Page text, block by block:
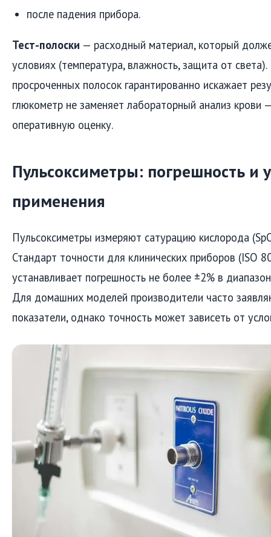
после падения прибора.
Тест-полоски — расходный материал, который
условиях (температура, влажность, защита от
просроченных полосок гарантированно искажает
глюкометр не заменяет лабораторный анализ крови
оперативную оценку.
Пульсоксиметры: погрешность и
применения
Пульсоксиметры измеряют сатурацию кислорода
Стандарт точности для клинических приборов (ISO
устанавливает погрешность не более ±2% в
Для домашних моделей производители часто
показатели, однако точность может зависеть от